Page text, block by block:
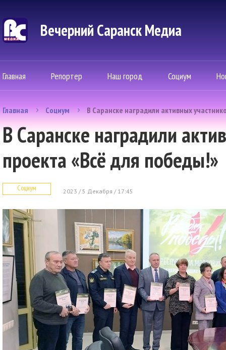
Вечерний Саранск Mедиа
Главная Репортер Наш город Социум
Главная Социум В Саранске наградили активных
В Саранске наградили
проекта «Всё для победы!»
Социум 2023 / 5 Декабря / 17:45